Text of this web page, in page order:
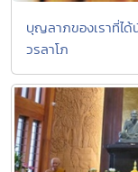
บุญลาภของเราที่ไ
วรลาโภ